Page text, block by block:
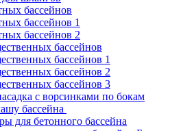
бассейнов
бассейнов 1
бассейнов 2
бассейнов
бассейнов 1
бассейнов 2
бассейнов 3
с ворсинками по бокам
бассейна
для бетонного бассейна